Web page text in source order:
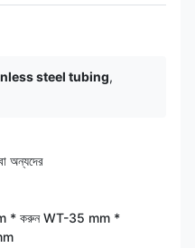
steel tubing,
অন্যদের
* করুন WT-35 mm *